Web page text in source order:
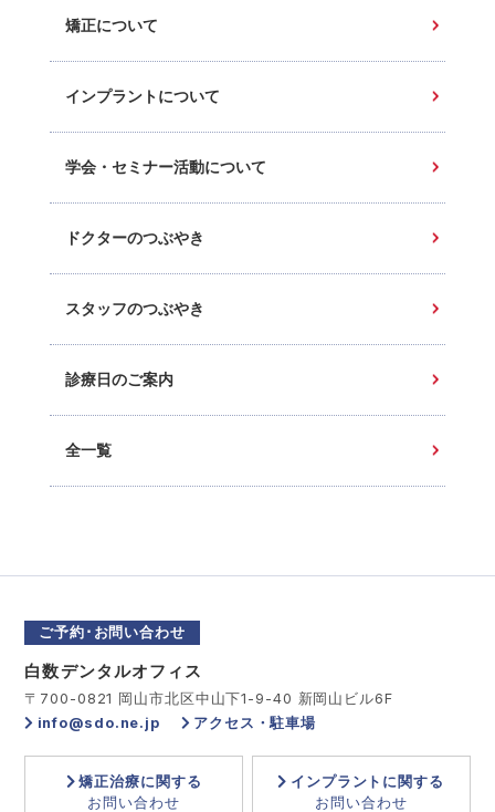
矯正について
インプラントについて
学会・セミナー活動について
ドクターのつぶやき
スタッフのつぶやき
診療日のご案内
全一覧
ご予約･お問い合わせ
白数デンタルオフィス
〒700-0821 岡山市北区中山下1-9-40 新岡山ビル6F
info@sdo.ne.jp
アクセス・駐車場
矯正治療に関する
お問い合わせ
インプラントに関する
お問い合わせ